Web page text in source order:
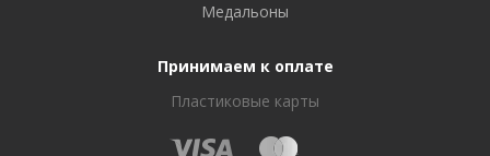
Медальоны
Принимаем к оплате
Пластиковые карты